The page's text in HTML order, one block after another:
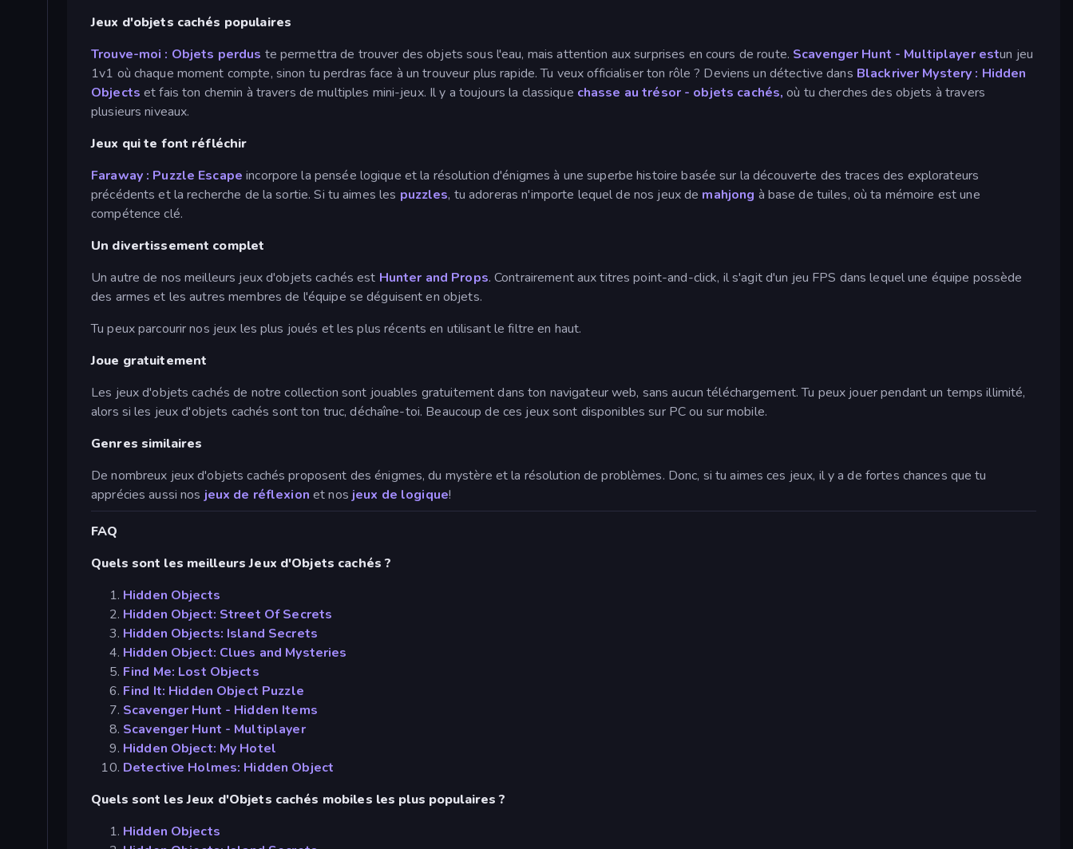
Jeux d'objets cachés populaires
Trouve-moi : Objets perdus te permettra de trouver des objets sous l'eau, mais attention aux surprises en cours de route. Scavenger Hunt - Multiplayer estun jeu
1v1 où chaque moment compte, sinon tu perdras face à un trouveur plus rapide. Tu veux officialiser ton rôle ? Deviens un détective dans Blackriver Mystery : Hidden
Objects et fais ton chemin à travers de multiples mini-jeux. Il y a toujours la classique chasse au trésor - objets cachés, où tu cherches des objets à travers
plusieurs niveaux.
Jeux qui te font réfléchir
Faraway : Puzzle Escape incorpore la pensée logique et la résolution d'énigmes à une superbe histoire basée sur la découverte des traces des explorateurs
précédents et la recherche de la sortie. Si tu aimes les puzzles, tu adoreras n'importe lequel de nos jeux de mahjong à base de tuiles, où ta mémoire est une
compétence clé.
Un divertissement complet
Un autre de nos meilleurs jeux d'objets cachés est Hunter and Props. Contrairement aux titres point-and-click, il s'agit d'un jeu FPS dans lequel une équipe possède
des armes et les autres membres de l'équipe se déguisent en objets.
Tu peux parcourir nos jeux les plus joués et les plus récents en utilisant le filtre en haut.
Joue gratuitement
Les jeux d'objets cachés de notre collection sont jouables gratuitement dans ton navigateur web, sans aucun téléchargement. Tu peux jouer pendant un temps illimité,
alors si les jeux d'objets cachés sont ton truc, déchaîne-toi. Beaucoup de ces jeux sont disponibles sur PC ou sur mobile.
Genres similaires
De nombreux jeux d'objets cachés proposent des énigmes, du mystère et la résolution de problèmes. Donc, si tu aimes ces jeux, il y a de fortes chances que tu
apprécies aussi nos jeux de réflexion et nos jeux de logique!
FAQ
Quels sont les meilleurs Jeux d'Objets cachés ?
Hidden Objects
Hidden Object: Street Of Secrets
Hidden Objects: Island Secrets
Hidden Object: Clues and Mysteries
Find Me: Lost Objects
Find It: Hidden Object Puzzle
Scavenger Hunt - Hidden Items
Scavenger Hunt - Multiplayer
Hidden Object: My Hotel
Detective Holmes: Hidden Object
Quels sont les Jeux d'Objets cachés mobiles les plus populaires ?
Hidden Objects